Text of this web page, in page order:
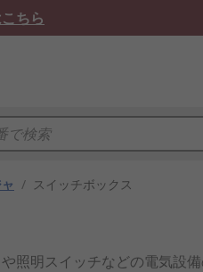
ちら
/ スイッチボックス
照明スイッチなどの電気設